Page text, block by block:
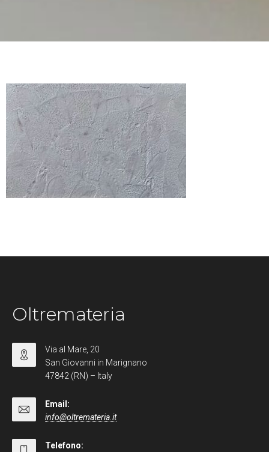
Oltremateria
Via al Mare, 20
San Giovanni in Marignano
47842 (RN) – Italy
Email:
info@oltremateria.it
Telefono: